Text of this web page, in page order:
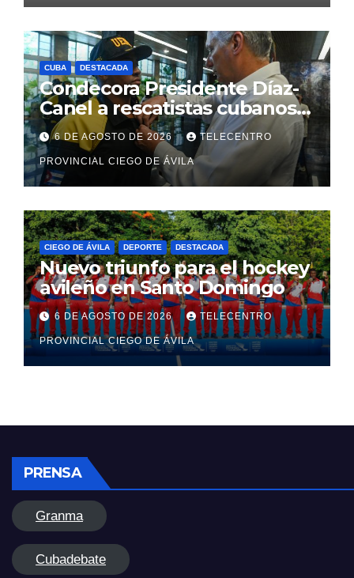
CUBA DESTACADA
Condecora Presidente Díaz-
Canel a rescatistas cubanos
que ayudaron en Venezuela
6 DE AGOSTO DE 2026 TELECENTRO
PROVINCIAL CIEGO DE ÁVILA
CIEGO DE ÁVILA DEPORTE DESTACADA
Nuevo triunfo para el hockey
avileño en Santo Domingo
6 DE AGOSTO DE 2026 TELECENTRO
PROVINCIAL CIEGO DE ÁVILA
PRENSA
Granma
Cubadebate